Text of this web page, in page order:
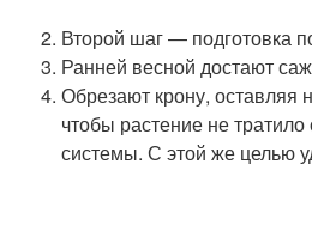
Второй шаг — подготовка
Ранней весной достают
Обрезают крону, оставляя
чтобы растение не
системы. С этой же целью